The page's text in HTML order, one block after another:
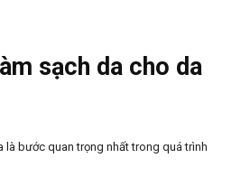
sạch da cho da
là bước quan trọng nhất trong quá trình